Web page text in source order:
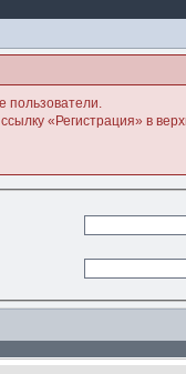
пользователи.
«Регистрация» в